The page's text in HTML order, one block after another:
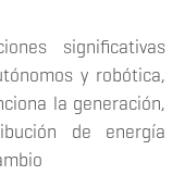
significativas
y robótica,
la generación,
de energía